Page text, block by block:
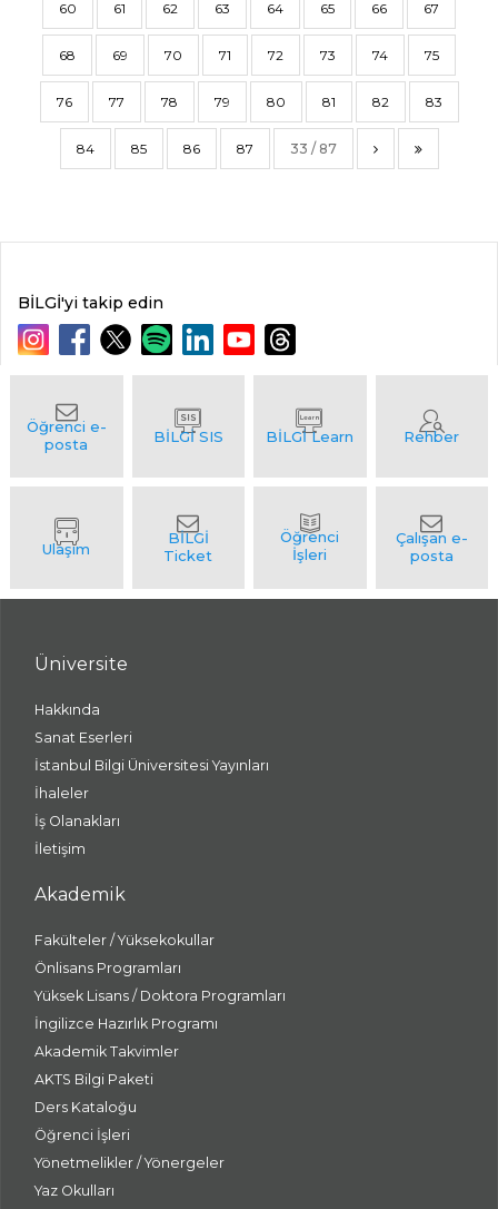
60 61 62 63 64 65 66 67
68 69 70 71 72 73 74 75
76 77 78 79 80 81 82 83
84 85 86 87 33 / 87
BİLGİ'yi takip edin
Üniversite
Hakkında
Sanat Eserleri
İstanbul Bilgi Üniversitesi Yayınları
İhaleler
İş Olanakları
İletişim
Akademik
Fakülteler / Yüksekokullar
Önlisans Programları
Yüksek Lisans / Doktora Programları
İngilizce Hazırlık Programı
Akademik Takvimler
AKTS Bilgi Paketi
Ders Kataloğu
Öğrenci İşleri
Yönetmelikler / Yönergeler
Yaz Okulları